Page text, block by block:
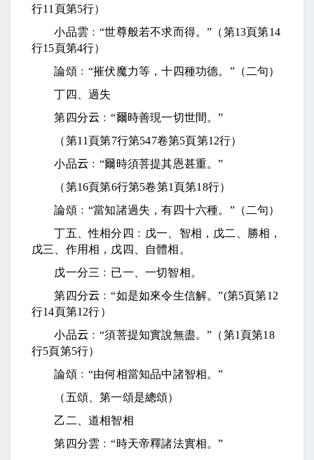
行11 頁第5行）
小品雲﹕“世尊般若不求而得。”（第13頁第14
行15頁第4行）
論頌﹕“摧伏魔力等，十四種功德。”（二句）
丁四、過失
第四分云 ﹕“爾時善現一切世間。”
（第11 頁第7行第547卷第5頁第12行）
小品云 ﹕“爾時須菩提其恩甚重。”
（第16頁第6行第5卷第1 頁第18行）
論頌﹕“當知諸過失，有四十六種。”（二句）
丁五、性相分四﹕戊一、智相，戊二、勝相，
戊三、作用相，戊四、自體相。
戊一分三﹕已一、一切智相。
第四分云 ﹕“如是如來令生信解。”(第5頁第12
行14頁第12行）
小品云 ﹕“須菩提知實說無盡。”（第1 頁第18
行5頁第5行）
論頌﹕“由何相當知品中諸智相。”
（五頌、第一頌是總頌）
乙二、道相智相
第四分雲﹕“時天帝釋諸法實相。”